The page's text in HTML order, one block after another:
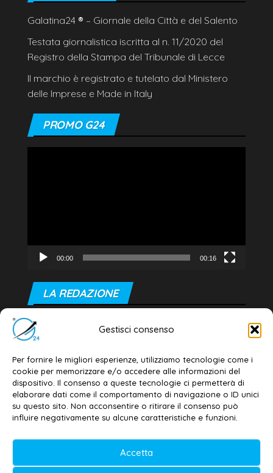
Gestisci consenso
Per fornire le migliori esperienze, utilizziamo tecnologie come i
cookie per memorizzare e/o accedere alle informazioni del
dispositivo. Il consenso a queste tecnologie ci permetterà di
elaborare dati come il comportamento di navigazione o ID unici
su questo sito. Non acconsentire o ritirare il consenso può
influire negativamente su alcune caratteristiche e funzioni.
Accetta
Galatina24 ® – Giornale della Città e del Salento
Testata giornalistica iscritta al n. 11/2020 del
Registro della Stampa del Tribunale di Lecce
Il marchio è registrato e tutelato dal Ministero
delle Imprese e Made in Italy
PROMO G24
00:00 00:16
LA REDAZIONE
Editore e direttore responsabile:
Dott. Daniele G. Masciullo
Email: redazione@galatina24.it
Contatti –Disclaimer
Privacy policy –Cookie policy
Testata iscritta al n. 11/2020 Registro della